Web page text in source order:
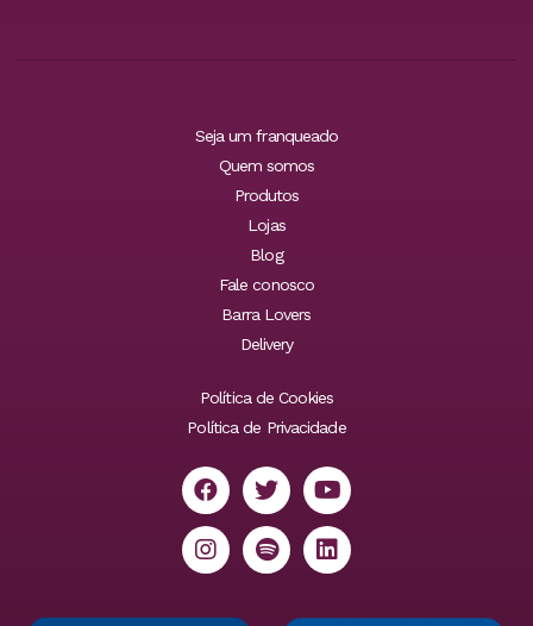
Seja um franqueado
Quem somos
Produtos
Lojas
Blog
Fale conosco
Barra Lovers
Delivery
Política de Cookies
Política de Privacidade